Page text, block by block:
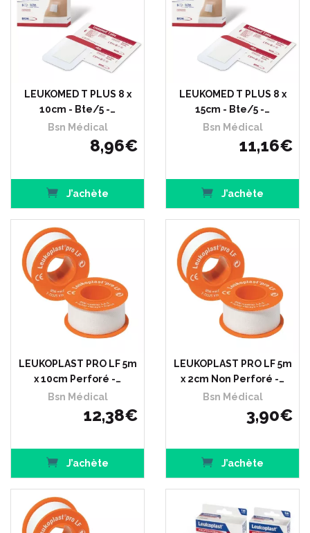
LEUKOMED T PLUS 8 x
10cm - Bte/5 -…
Bsn Médical
8,96€
J’achète
LEUKOMED T PLUS 8 x
15cm - Bte/5 -…
Bsn Médical
11,16€
J’achète
LEUKOPLAST PRO LF 5m
x 10cm Perforé -…
Bsn Médical
12,38€
J’achète
LEUKOPLAST PRO LF 5m
x 2cm Non Perforé -…
Bsn Médical
3,90€
J’achète